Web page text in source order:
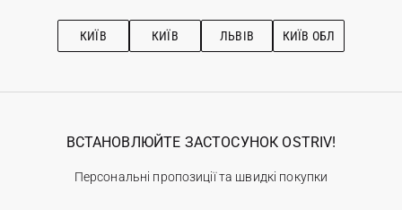
Рекомендації з догляду
КИЇВ КИЇВ ЛЬВІВ КИЇВ ОБЛ
ВСТАНОВЛЮЙТЕ ЗАСТОСУНОК OSTRIV!
Персональні пропозиції та швидкі покупки